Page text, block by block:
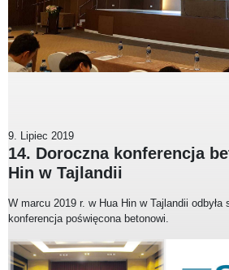
9. Lipiec 2019
14. Doroczna konferencja
Hin w Tajlandii
W marcu 2019 r. w Hua Hin w Tajlandii odbyła
konferencja poświęcona betonowi.